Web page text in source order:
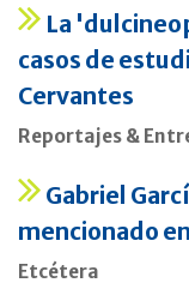
La
casos de
Cervantes
Reportajes &
Gabriel
mencionado
Etcétera